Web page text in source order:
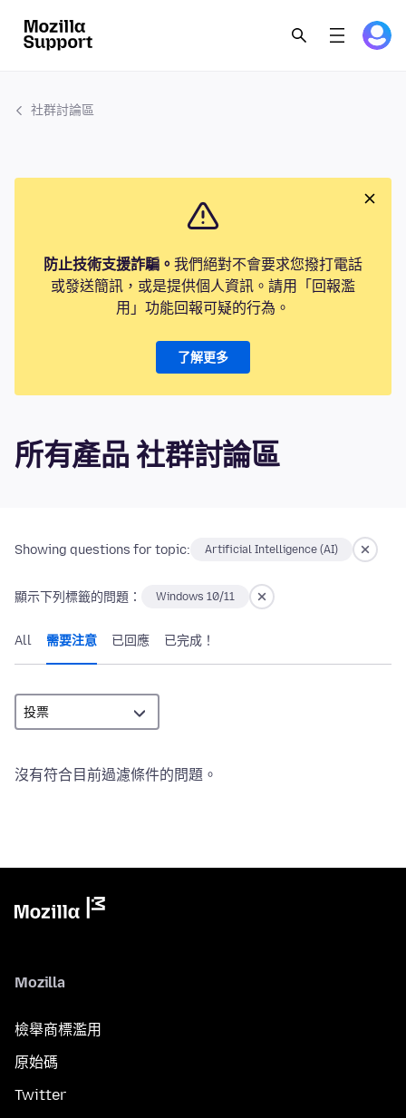
社群討論區
防止技術支援詐騙。 我們絕對不會要求您撥打電話
或發送簡訊，或是提供個人資訊。請用「回報濫
用」功能回報可疑的行為。
了解更多
所有產品 社群討論區
Showing questions for topic: Artificial Intelligence (AI)
顯示下列標籤的問題： Windows 10/11
All 需要注意 已回應 已完成！
沒有符合目前過濾條件的問題。
Mozilla
檢舉商標濫用
原始碼
Twitter